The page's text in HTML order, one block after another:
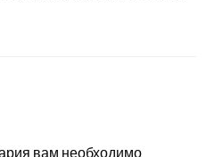
вам необходимо